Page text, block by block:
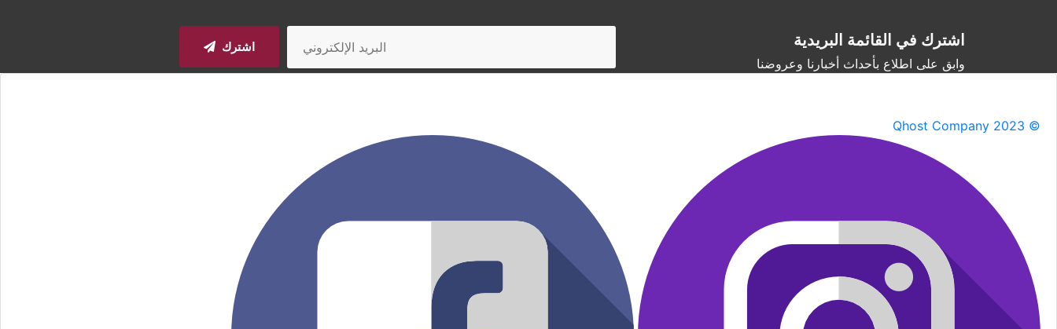
اشترك في القائمة البريدية
وابق على اطلاع بأحداث أخبارنا وعروضنا
اشترك
Qhost Company 2023 ©